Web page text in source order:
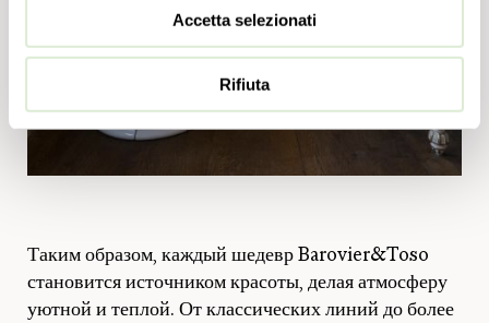
Accetta selezionati
Rifiuta
Таким образом, каждый шедевр Barovier&Toso
становится источником красоты, делая атмосферу
уютной и теплой. От классических линий до более